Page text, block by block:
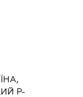
Р-